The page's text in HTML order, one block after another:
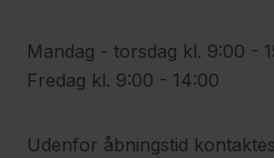
Mandag - torsdag kl. 9:00 -
Fredag kl. 9:00 - 14:00
Udenfor åbningstid